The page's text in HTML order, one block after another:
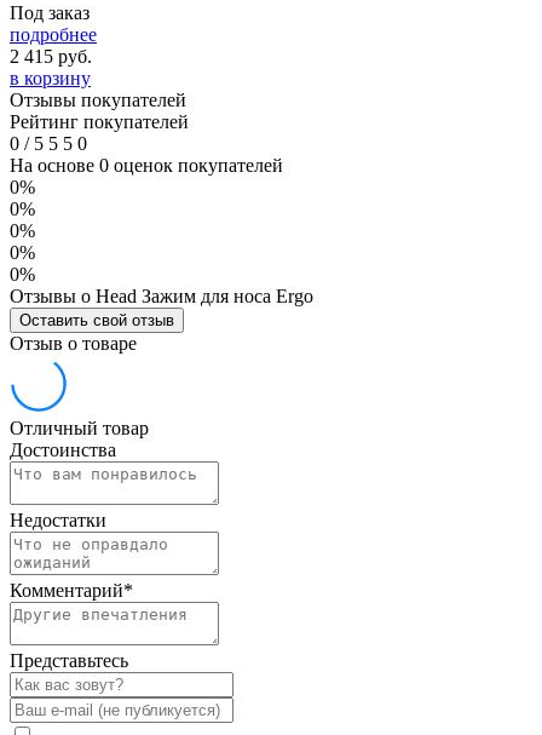
Под заказ
подробнее
2 415 руб.
в корзину
Отзывы покупателей
Рейтинг покупателей
0 /5 5 5 0
На основе 0 оценок покупателей
0%
0%
0%
0%
0%
Отзывы о Head Зажим для носа Ergo
Оставить свой отзыв
Отзыв о товаре
Отличный товар
Достоинства
Недостатки
Комментарий*
Представьтесь